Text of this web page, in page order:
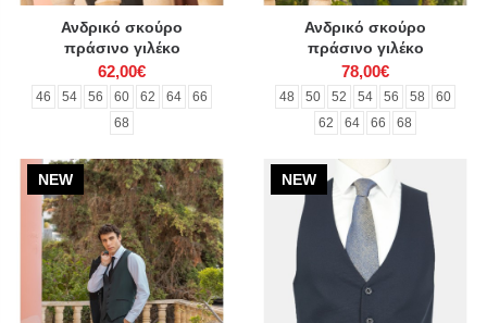
Ανδρικό σκούρο
πράσινο γιλέκο
62,00€
46 54 56 60 62 64
66
68
Ανδρικό σκούρο
πράσινο γιλέκο
78,00€
48 50 52 54 56 58
60
62
64 66 68
NEW NEW